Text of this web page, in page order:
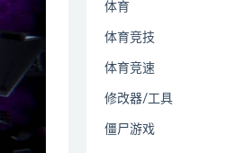
体育
体育竞技
体育竞速
修改器/工具
僵尸游戏